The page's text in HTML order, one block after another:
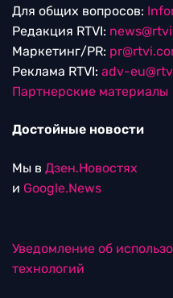
Для общих вопросов:
Редакция RTVI:
Маркетинг/PR:
Реклама RTVI: adv-
Партнерские материалы
Достойные новости
Мы в Дзен.Новостях
и Google.News
Уведомление об
технологий